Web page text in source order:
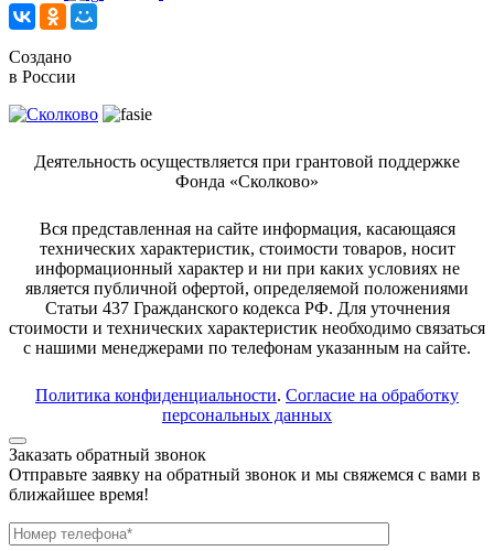
Создано
в России
Деятельность осуществляется при грантовой поддержке
Фонда «Сколково»
Вся представленная на сайте информация, касающаяся
технических характеристик, стоимости товаров, носит
информационный характер и ни при каких условиях не
является публичной офертой, определяемой положениями
Статьи 437 Гражданского кодекса РФ. Для уточнения
стоимости и технических характеристик необходимо связаться
с нашими менеджерами по телефонам указанным на сайте.
Политика конфиденциальности. Согласие на обработку
персональных данных
Заказать обратный звонок
Отправьте заявку на обратный звонок и мы свяжемся с вами в
ближайшее время!